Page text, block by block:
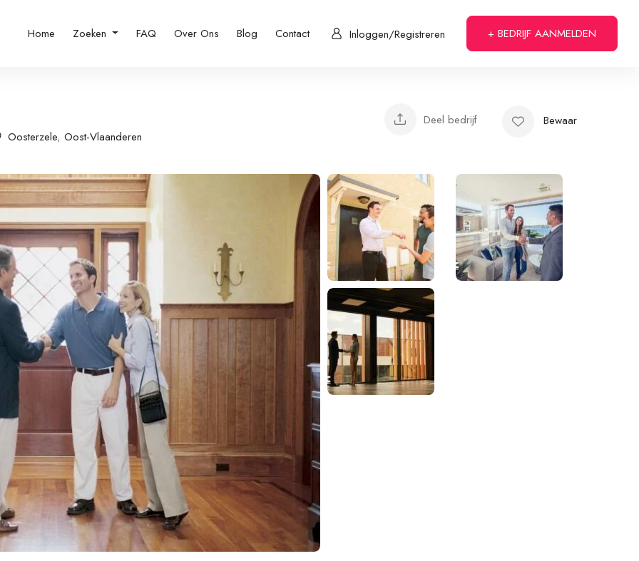
Home Zoeken FAQ Over Ons Blog Contact Inloggen/Registreren + BEDRIJF AANMELDEN
Oosterzele, Oost-Vlaanderen
Deel bedrijf Bewaar